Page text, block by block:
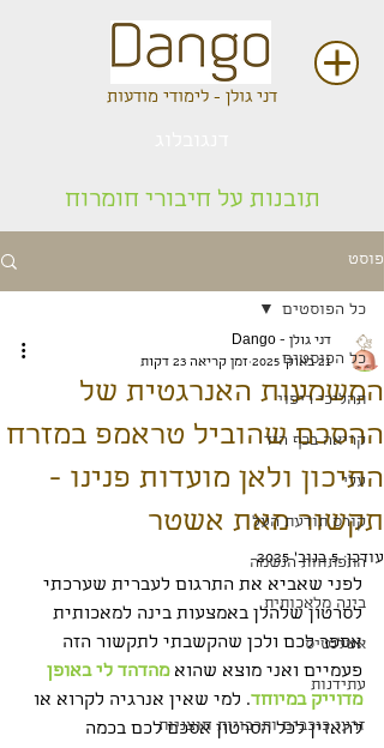
דני גולן - לימודי מודעות
תובנות על חיבורי חומרוח
פוסט
כל הפוסטים
תהליכי ריפוי
קריאה בכף היד
עלי
קורס תודעת העל
התפתחות הנשמה
בינה מלאכותית
אטלנטיס
עתידנות
זרעי כוכבים ותרבויות חוצניות
כל הפוסטים
המשמעות האנרגטית של
ההסכם שהוביל טראמפ במזרח
התיכון ולאן מועדות פנינו -
תקשור מאת אשטר
דני גולן - Dango
21 באוק׳ 2025
זמן קריאה 23 דקות
עודכן:5 בנוב׳ 2025
לפני שאביא את התרגום לעברית שערכתי
לסרטון שלהלן באמצעות בינה למאכותית
אספר לכם ולכן שהקשבתי לתקשור הזה
פעמיים ואני מוצא שהוא מהדהד לי באופן
מדוייק במיוחד. למי שאין אנרגיה לקרוא או
להאזין לכל הסרטון אסכם לכם בכמה